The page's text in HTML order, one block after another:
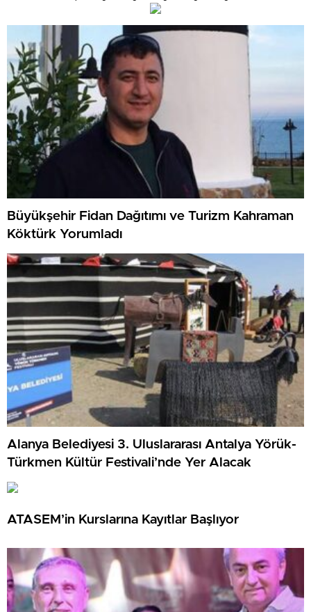
Büyükşehir Fidan Dağıtımı ve Turizm Kahraman
Köktürk Yorumladı
Alanya Belediyesi 3. Uluslararası Antalya Yörük-
Türkmen Kültür Festivali’nde Yer Alacak
ATASEM’in Kurslarına Kayıtlar Başlıyor